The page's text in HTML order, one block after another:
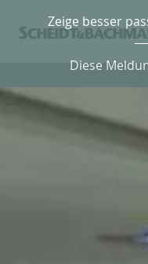
Zeige besser
Diese